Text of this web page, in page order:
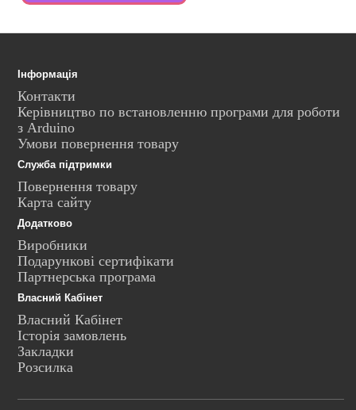
Інформація
Контакти
Керівництво по встановленню програми для роботи
з Arduino
Умови повернення товару
Служба підтримки
Повернення товару
Карта сайту
Додатково
Виробники
Подарункові сертифікати
Партнерська програма
Власний Кабінет
Власний Кабінет
Історія замовлень
Закладки
Розсилка